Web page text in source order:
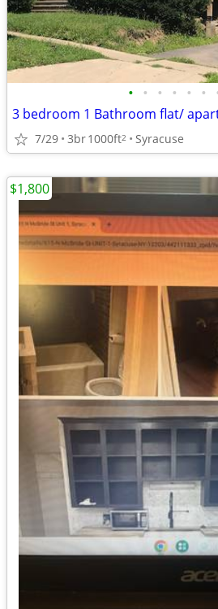
• • • • • •
3 bedroom 1 Bathroom flat/
7/29 3br1000ft2 Syracuse
$1,800